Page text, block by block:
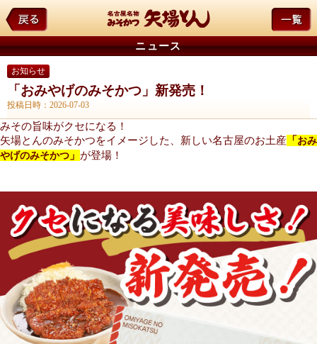
ニュース
お知らせ
「おみやげのみそかつ」新発売！
投稿日時：2026-07-03
みその旨味がクセになる！
矢場とんのみそかつをイメージした、新しい名古屋のお土産 「 おみ
やげのみそかつ 」 が登場！